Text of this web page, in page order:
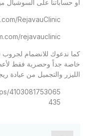
أو حساباتنا على السوشيال
RejavauClinic
rejavauclinic
خاصة جداً وحصرية فقط
الليزر والتجميل من عيادة
4103081753065
435